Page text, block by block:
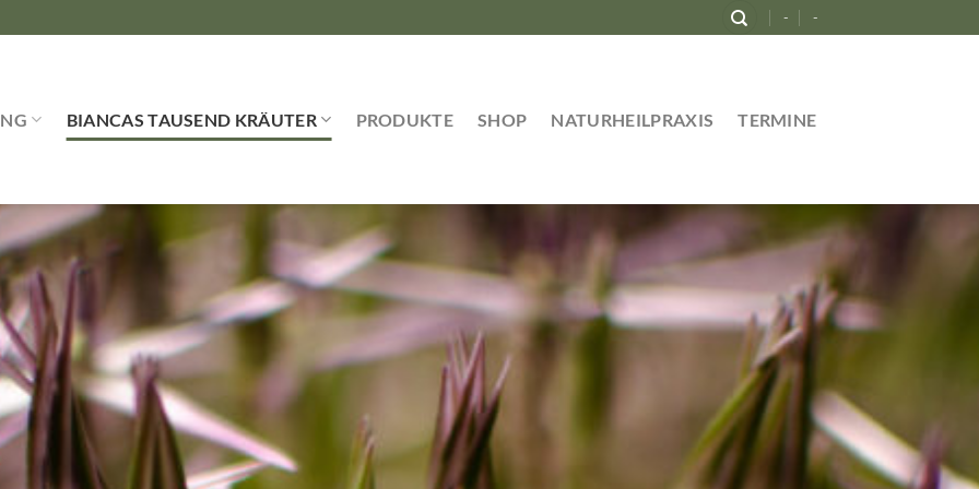
- -
BIANCAS TAUSEND KRÄUTER PRODUKTE SHOP NATURHEILPRAXIS TERMINE